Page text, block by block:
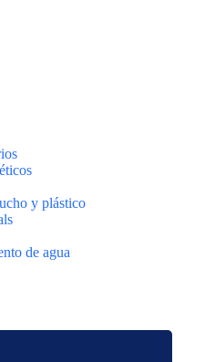
y plástico
de agua